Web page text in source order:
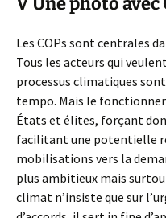
Les COPs sont centrales
Tous les acteurs qui
processus climatiques
tempo. Mais le
États et élites, forçant
facilitant une potentielle
mobilisations vers la
plus ambitieux mais
climat n’insiste que sur